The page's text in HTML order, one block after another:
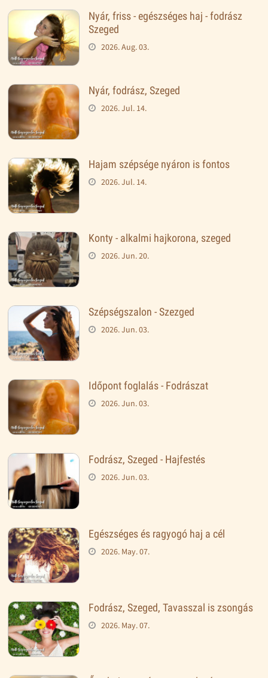
Nyár, friss - egészséges haj - fodrász
Szeged
2026. Aug. 03.
Nyár, fodrász, Szeged
2026. Jul. 14.
Hajam szépsége nyáron is fontos
2026. Jul. 14.
Konty - alkalmi hajkorona, szeged
2026. Jun. 20.
Szépségszalon - Szezged
2026. Jun. 03.
Időpont foglalás - Fodrászat
2026. Jun. 03.
Fodrász, Szeged - Hajfestés
2026. Jun. 03.
Egészséges és ragyogó haj a cél
2026. May. 07.
Fodrász, Szeged, Tavasszal is zsongás
2026. May. 07.